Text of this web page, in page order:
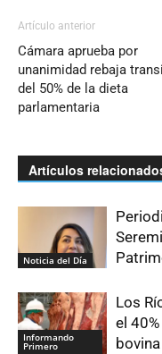
Artículo anterior
Cámara aprueba por
unanimidad rebaja
del 50% de la dieta
parlamentaria
Artículos
Noticia del Día
Informando
Primero
Los
el